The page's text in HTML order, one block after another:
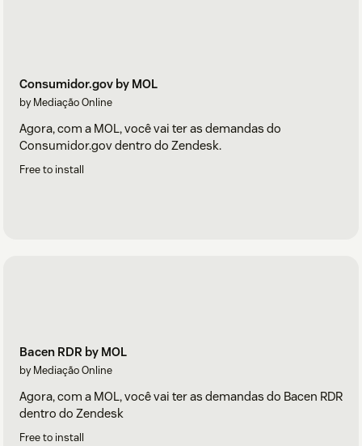
Consumidor.gov by MOL
by Mediação Online
Agora, com a MOL, você vai ter as demandas do
Consumidor.gov dentro do Zendesk.
Free to install
Bacen RDR by MOL
by Mediação Online
Agora, com a MOL, você vai ter as demandas do Bacen RDR
dentro do Zendesk
Free to install